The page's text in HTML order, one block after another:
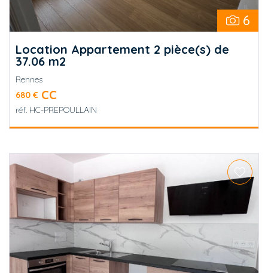
6
Location Appartement 2 pièce(s) de
37.06 m2
Rennes
680 € CC
réf. HC-PREPOULLAIN